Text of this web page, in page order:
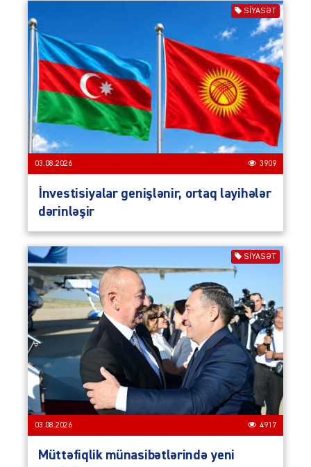
SIYASƏT
03.08.2026 3909
İnvestisiyalar genişlənir, ortaq layihələr
dərinləşir
SIYASƏT
03.08.2026 4917
Müttəfiqlik münasibətlərində yeni